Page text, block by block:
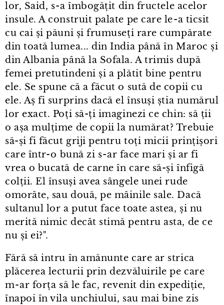
lor, Said, s⁠-⁠a îmbogățit din fructele acelor
insule. A construit palate pe care le⁠-⁠a ticsit
cu cai și păuni și frumuseți rare cumpărate
din toată lumea... din India până în Maroc și
din Albania până la Sofala. A trimis după
femei pretutindeni și a plătit bine pentru
ele. Se spune că a făcut o sută de copii cu
ele. Aș fi surprins dacă el însuși știa numărul
lor exact. Poți să-ți imaginezi ce chin: să ții
o așa mulțime de copii la numărat? Trebuie
să-și fi făcut griji pentru toți micii prințișori
care într⁠-⁠o bună zi s⁠-⁠ar face mari și ar fi
vrea o bucată de carne în care să-și înfigă
colții. El însuși avea sângele unei rude
omorâte, sau două, pe mâinile sale. Dacă
sultanul lor a putut face toate astea, și nu
merită nimic decât stimă pentru asta, de ce
nu și ei?".
Fără să intru în amănunte care ar strica
plăcerea lecturii prin dezvăluirile pe care
m⁠-⁠ar forța să le fac, revenit din expediție,
înapoi în vila unchiului, sau mai bine zis